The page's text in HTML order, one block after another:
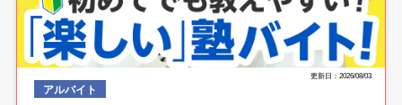
更新日：2026/08/03
アルバイト